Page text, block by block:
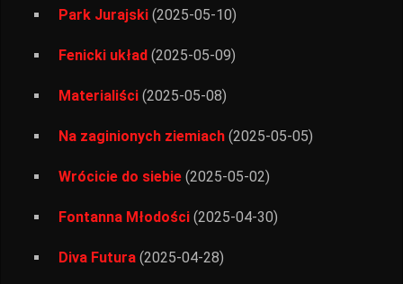
Park Jurajski (2025-05-10)
Fenicki układ (2025-05-09)
Materialiści (2025-05-08)
Na zaginionych ziemiach (2025-05-05)
Wrócicie do siebie (2025-05-02)
Fontanna Młodości (2025-04-30)
Diva Futura (2025-04-28)